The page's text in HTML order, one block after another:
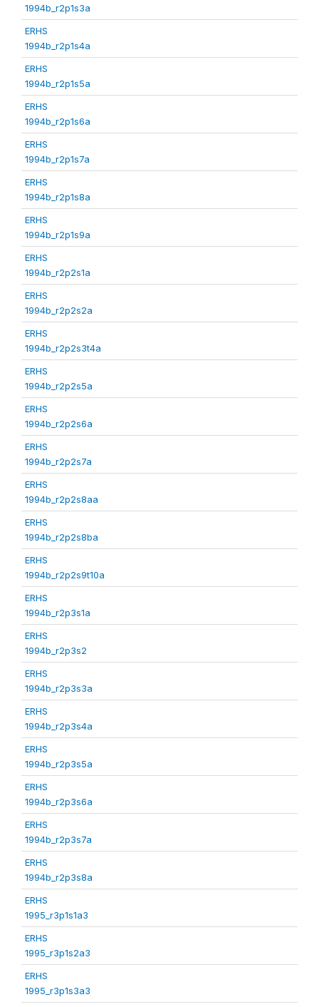
1994b_r2p1s3a
ERHS
1994b_r2p1s4a
ERHS
1994b_r2p1s5a
ERHS
1994b_r2p1s6a
ERHS
1994b_r2p1s7a
ERHS
1994b_r2p1s8a
ERHS
1994b_r2p1s9a
ERHS
1994b_r2p2s1a
ERHS
1994b_r2p2s2a
ERHS
1994b_r2p2s3t4a
ERHS
1994b_r2p2s5a
ERHS
1994b_r2p2s6a
ERHS
1994b_r2p2s7a
ERHS
1994b_r2p2s8aa
ERHS
1994b_r2p2s8ba
ERHS
1994b_r2p2s9t10a
ERHS
1994b_r2p3s1a
ERHS
1994b_r2p3s2
ERHS
1994b_r2p3s3a
ERHS
1994b_r2p3s4a
ERHS
1994b_r2p3s5a
ERHS
1994b_r2p3s6a
ERHS
1994b_r2p3s7a
ERHS
1994b_r2p3s8a
ERHS
1995_r3p1s1a3
ERHS
1995_r3p1s2a3
ERHS
1995_r3p1s3a3